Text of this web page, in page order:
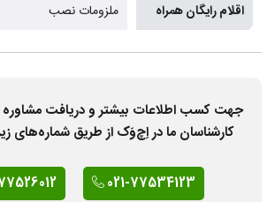
اقلام رایگان همراه ملزومات نصب
جهت کسب اطلاعات بیشتر و دریافت مشاوره
کارشناسان ما در اِچ‌وَک از طریق شماره‌های
021-77534123